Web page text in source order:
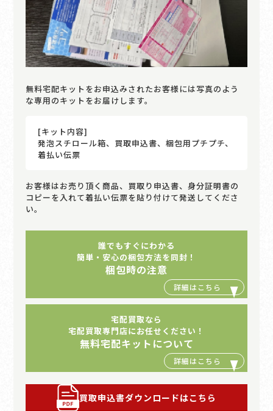
無料宅配キットをお申込みされたお客様には写真のよう
な専用のキットをお届けします。
[キット内容]
発泡スチロール箱、買取申込書、梱包用プチプチ、
着払い伝票
お客様はお売り頂く商品、買取り申込書、身分証明書の
コピーを入れて着払い伝票を貼り付けて発送してくださ
い。
誰でもすぐにわかる
簡単・安心の梱包方法を同封！
梱包時の注意
宅配買取なら
宅配買取専門店にお任せください！
無料宅配キットについて
買取申込書ダウンロードはこちら